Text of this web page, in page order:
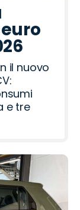
il nuovo
e tre